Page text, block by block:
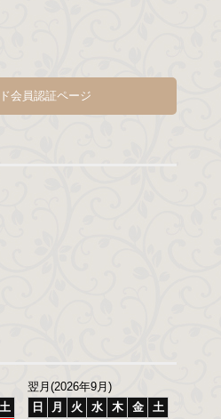
会員認証ページ
土
翌月(2026年9月)
日
月 火 水 木 金
土